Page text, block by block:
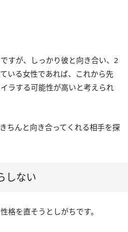
すが、しっかり彼と向き合い、2
いる女性であれば、これから先
ラする可能性が高いと考えられ
ちんと向き合ってくれる相手を探
しない
格を直そうとしがちです。